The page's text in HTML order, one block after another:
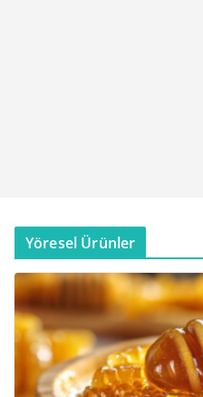
Yöresel Ürünler